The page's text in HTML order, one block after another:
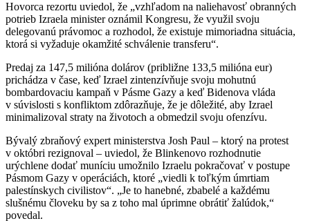
Hovorca rezortu uviedol, že „vzhľadom na naliehavosť obranných
potrieb Izraela minister oznámil Kongresu, že využil svoju
delegovanú právomoc a rozhodol, že existuje mimoriadna situácia,
ktorá si vyžaduje okamžité schválenie transferu“.
Predaj za 147,5 milióna dolárov (približne 133,5 milióna eur)
prichádza v čase, keď Izrael zintenzívňuje svoju mohutnú
bombardovaciu kampaň v Pásme Gazy a keď Bidenova vláda
v súvislosti s konfliktom zdôrazňuje, že je dôležité, aby Izrael
minimalizoval straty na životoch a obmedzil svoju ofenzívu.
Bývalý zbraňový expert ministerstva Josh Paul – ktorý na protest
v októbri rezignoval – uviedol, že Blinkenovo rozhodnutie
urýchlene dodať muníciu umožnilo Izraelu pokračovať v postupe
Pásmom Gazy v operáciách, ktoré „viedli k toľkým úmrtiam
palestínskych civilistov“. „Je to hanebné, zbabelé a každému
slušnému človeku by sa z toho mal úprimne obrátiť žalúdok,“
povedal.